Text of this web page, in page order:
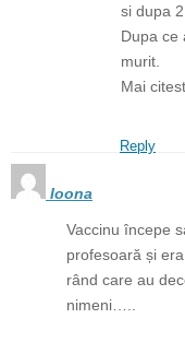
si dupa
Dupa ce
murit.
Mai
Reply
Ioona
Vaccinu începe
profesoară și
rând care au
nimeni…..